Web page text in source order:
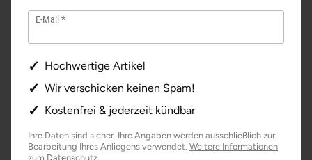
E-Mail
Hochwertige Artikel
Wir verschicken keinen Spam!
Kostenfrei & jederzeit kündbar
Ihre Daten sind sicher. Ihre Angaben werden ausschließlich zur
Bearbeitung Ihres Anliegens verwendet. Weitere Informationen
zum Datenschutzöffnet in neuem Fenster
Schweinfurt
Schwerin
Seligenstadt
Speyer